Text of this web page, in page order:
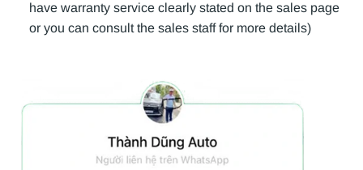
have warranty service clearly stated on the sales page
or you can consult the sales staff for more details)